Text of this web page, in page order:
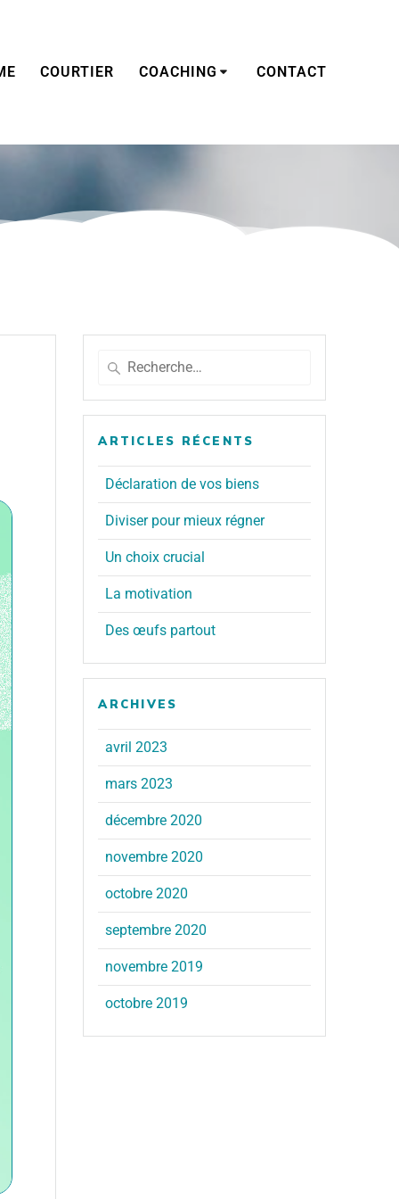
COURTIER COACHING CONTACT
ARTICLES RÉCENTS
Déclaration de vos biens
Diviser pour mieux régner
Un choix crucial
La motivation
Des œufs partout
ARCHIVES
avril 2023
mars 2023
décembre 2020
novembre 2020
octobre 2020
septembre 2020
novembre 2019
octobre 2019